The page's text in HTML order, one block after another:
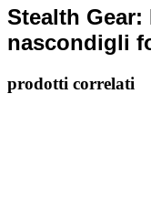
Stealth
nascondigli
prodotti correlati